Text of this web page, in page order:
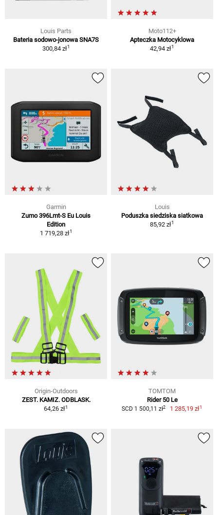
Louis Parts
Bateria sodowo-jonowa SNA7S
300,84 zł1
Moto112+
Apteczka Motocyklowa
42,94 zł1
Garmin
Zumo 396Lmt-S Eu Louis
Edition
1 719,28 zł1
Louis
Poduszka siedziska siatkowa
85,92 zł1
Origin-Outdoors
ZEST. KAMIZ. ODBLASK.
64,26 zł1
TOMTOM
Rider 50 Le
SCD 1 500,11 zł2 1 285,19 zł1